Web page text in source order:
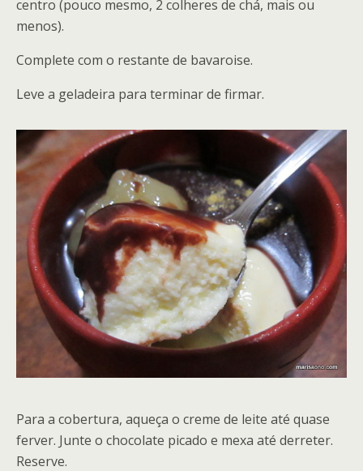
centro (pouco mesmo, 2 colheres de chá, mais ou
menos).
Complete com o restante de bavaroise.
Leve a geladeira para terminar de firmar.
Para a cobertura, aqueça o creme de leite até quase
ferver. Junte o chocolate picado e mexa até derreter.
Reserve.